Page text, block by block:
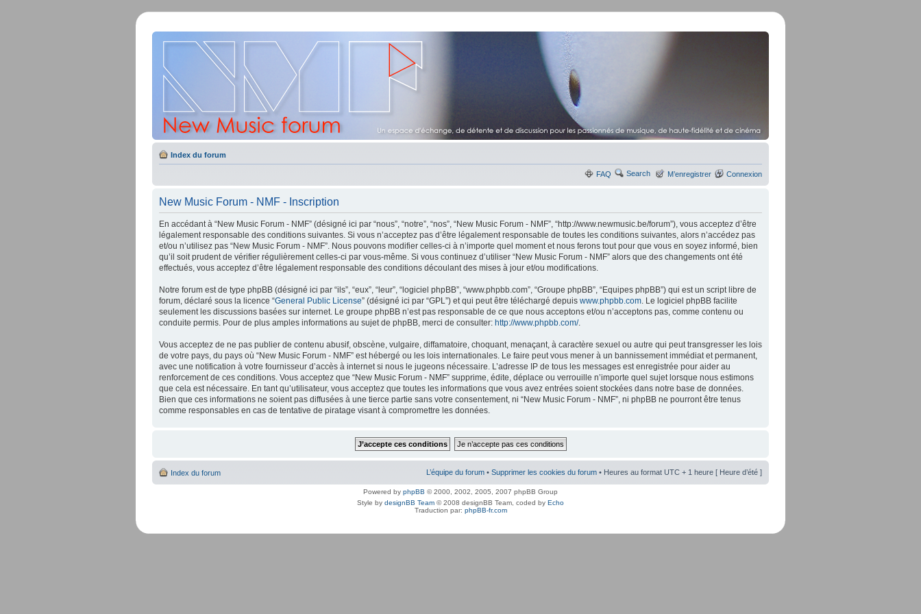
Index du forum
FAQ Search M’enregistrer Connexion
New Music Forum - NMF - Inscription
En accédant à “New Music Forum - NMF” (désigné ici par “nous”, “notre”, “nos”, “New Music Forum - NMF”, “http://www.newmusic.be/forum”), vous acceptez d’être
légalement responsable des conditions suivantes. Si vous n’acceptez pas d’être légalement responsable de toutes les conditions suivantes, alors n’accédez pas
et/ou n’utilisez pas “New Music Forum - NMF”. Nous pouvons modifier celles-ci à n’importe quel moment et nous ferons tout pour que vous en soyez informé, bien
qu’il soit prudent de vérifier régulièrement celles-ci par vous-même. Si vous continuez d’utiliser “New Music Forum - NMF” alors que des changements ont été
effectués, vous acceptez d’être légalement responsable des conditions découlant des mises à jour et/ou modifications.
Notre forum est de type phpBB (désigné ici par “ils”, “eux”, “leur”, “logiciel phpBB”, “www.phpbb.com”, “Groupe phpBB”, “Equipes phpBB”) qui est un script libre de
forum, déclaré sous la licence “General Public License” (désigné ici par “GPL”) et qui peut être téléchargé depuis www.phpbb.com. Le logiciel phpBB facilite
seulement les discussions basées sur internet. Le groupe phpBB n’est pas responsable de ce que nous acceptons et/ou n’acceptons pas, comme contenu ou
conduite permis. Pour de plus amples informations au sujet de phpBB, merci de consulter: http://www.phpbb.com/.
Vous acceptez de ne pas publier de contenu abusif, obscène, vulgaire, diffamatoire, choquant, menaçant, à caractère sexuel ou autre qui peut transgresser les lois
de votre pays, du pays où “New Music Forum - NMF” est hébergé ou les lois internationales. Le faire peut vous mener à un bannissement immédiat et permanent,
avec une notification à votre fournisseur d’accès à internet si nous le jugeons nécessaire. L’adresse IP de tous les messages est enregistrée pour aider au
renforcement de ces conditions. Vous acceptez que “New Music Forum - NMF” supprime, édite, déplace ou verrouille n’importe quel sujet lorsque nous estimons
que cela est nécessaire. En tant qu’utilisateur, vous acceptez que toutes les informations que vous avez entrées soient stockées dans notre base de données.
Bien que ces informations ne soient pas diffusées à une tierce partie sans votre consentement, ni “New Music Forum - NMF”, ni phpBB ne pourront être tenus
comme responsables en cas de tentative de piratage visant à compromettre les données.
Index du forum L’équipe du forum • Supprimer les cookies du forum • Heures au format UTC + 1 heure [ Heure d’été ]
Powered by phpBB © 2000, 2002, 2005, 2007 phpBB Group
Style by designBB Team © 2008 designBB Team, coded by Echo
Traduction par: phpBB-fr.com